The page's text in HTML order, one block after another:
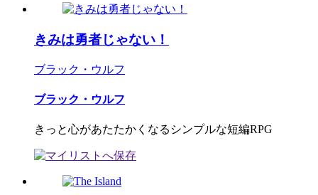
きみは勇者じゃない！
ブラック・ウルフ
ブラック・ウルフ
きっと心があたたかくなるシンプルな短編RPG